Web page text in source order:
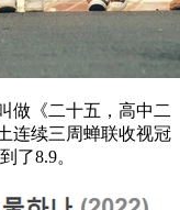
《二十五，高中二
连续三周蝉联收视冠
了8.9。